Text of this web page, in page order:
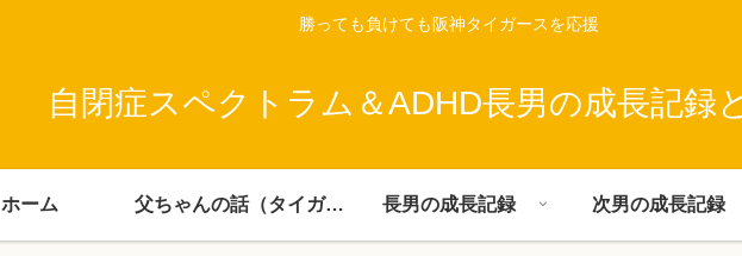
勝っても負けても阪神タイガースを応援
自閉症スペクトラム＆ADHD長男の成長記録
ホーム 父ちゃんの話（タイガース） 長男の成長記録 次男の成長記録